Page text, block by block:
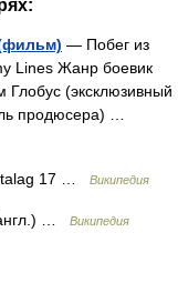
— Побег из
Lines Жанр боевик
(эксклюзивный
продюсера) …
17 … Википедия
… Википедия